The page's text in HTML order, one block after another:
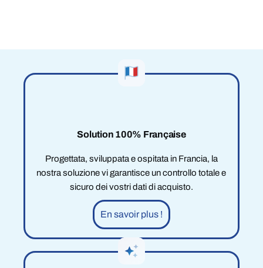
Solution 100% Française
Progettata, sviluppata e ospitata in Francia, la
nostra soluzione vi garantisce un controllo totale e
sicuro dei vostri dati di acquisto.
En savoir plus !